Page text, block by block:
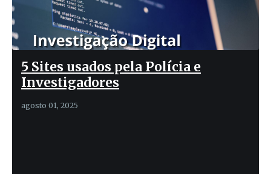
5 Sites usados pela Polícia e
Investigadores
agosto 01, 2025